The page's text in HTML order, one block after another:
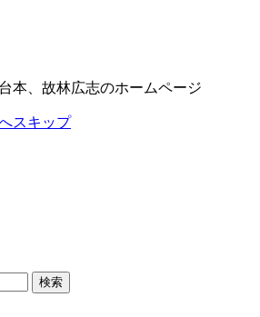
本、故林広志のホームページ
スキップ